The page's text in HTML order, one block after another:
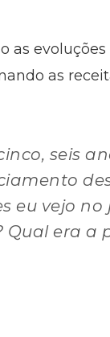
as
seis
eu vejo
era a